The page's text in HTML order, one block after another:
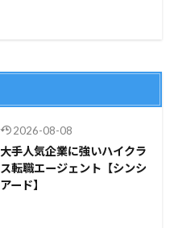
2026-08-08
大手人気企業に強いハイクラ
ス転職エージェント【シンシ
アード】